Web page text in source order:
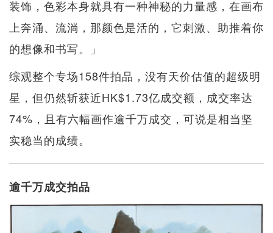
装饰，色彩本身就具有一种神秘的力量感，在画布
上奔涌、流淌，那颜色是活的，它刺激、助推着你
的想像和书写。」
综观整个专场158件拍品，没有天价估值的超级明
星，但仍然斩获近HK$1.73亿成交额，成交率达
74%，且有六幅画作逾千万成交，可说是相当坚
实稳当的成绩。
逾千万成交拍品